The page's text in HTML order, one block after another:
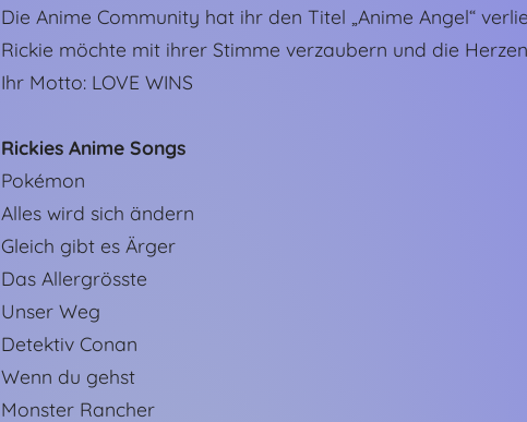
Die Anime Community hat ihr den Titel „Anime Angel“
Rickie möchte mit ihrer Stimme verzaubern und die
Ihr Motto: LOVE WINS
Rickies Anime Songs
Pokémon
Alles wird sich ändern
Gleich gibt es Ärger
Das Allergrösste
Unser Weg
Detektiv Conan
Wenn du gehst
Monster Rancher